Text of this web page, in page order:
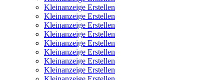
Kleinanzeige Erstellen
Kleinanzeige Erstellen
Kleinanzeige Erstellen
Kleinanzeige Erstellen
Kleinanzeige Erstellen
Kleinanzeige Erstellen
Kleinanzeige Erstellen
Kleinanzeige Erstellen